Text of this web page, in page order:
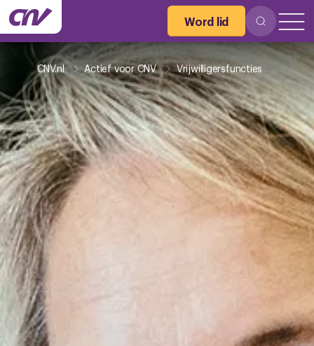
Word lid
CNV.nl Actief voor CNV Vrijwilligersfuncties